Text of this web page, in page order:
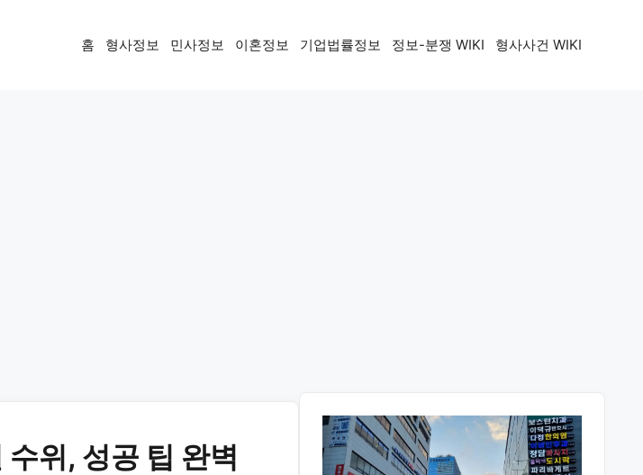
홈 형사정보 민사정보 이혼정보 기업법률정보 정보-분쟁 WIKI 형사사건 WIKI
위, 성공 팁 완벽